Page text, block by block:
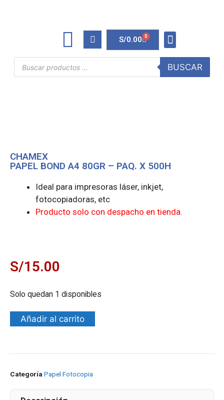
S/0.00 0
BUSCAR
CHAMEX
PAPEL BOND A4 80GR – PAQ. X 500H
Ideal para impresoras láser, inkjet,
fotocopiadoras, etc
Producto solo con despacho en tienda.
S/15.00
Solo quedan 1 disponibles
Añadir al carrito
Categoría Papel Fotocopia